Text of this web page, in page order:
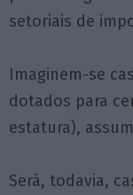
setoriais de
Imaginem-se
dotados para
estatura),
Será, todavia,